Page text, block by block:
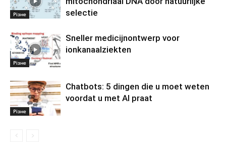
Різне
selectie
Різне
Sneller medicijnontwerp voor
ionkanaalziekten
Різне
Chatbots: 5 dingen die u moet weten
voordat u met AI praat